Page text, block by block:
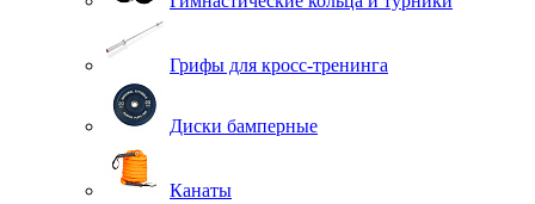
Грифы для кросс-тренинга
Диски бамперные
Канаты